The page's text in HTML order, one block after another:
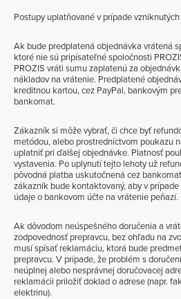
Postupy uplatňované v prípade
Ak bude predplatená objednávka vrátená
ktoré nie sú pripísateľné spoločnosti
PROZIS vráti sumu zaplatenú za
nákladov na vrátenie. Predplatené
kreditnou kartou, cez PayPal, bankovým
bankomat.
Zákazník si môže vybrať, či chce byť
metódou, alebo prostredníctvom poukazu
uplatniť pri ďalšej objednávke. Platnosť
vystavenia. Po uplynutí tejto lehoty už
pôvodná platba uskutočnená cez
zákazník bude kontaktovaný, aby v
údaje o bankovom účte na vrátenie peňazí.
Ak dôvodom neúspešného doručenia a
zodpovednosť prepravcu, bez ohľadu na
musí spísať reklamáciu, ktorá bude
prepravcu. V prípade, že problém s
neúplnej alebo nesprávnej doručovacej
reklamácii priložiť doklad o adrese (napr.
elektrinu).